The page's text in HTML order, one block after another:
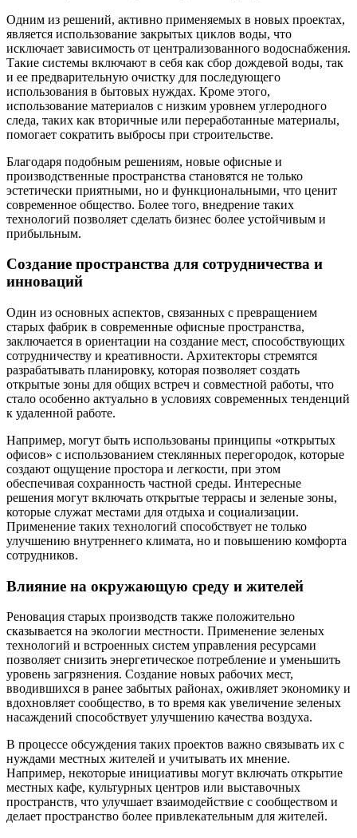
Одним из решений, активно применяемых в новых проектах,
является использование закрытых циклов воды, что
исключает зависимость от централизованного водоснабжения.
Такие системы включают в себя как сбор дождевой воды, так
и ее предварительную очистку для последующего
использования в бытовых нуждах. Кроме этого,
использование материалов с низким уровнем углеродного
следа, таких как вторичные или переработанные материалы,
помогает сократить выбросы при строительстве.
Благодаря подобным решениям, новые офисные и
производственные пространства становятся не только
эстетически приятными, но и функциональными, что ценит
современное общество. Более того, внедрение таких
технологий позволяет сделать бизнес более устойчивым и
прибыльным.
Создание пространства для сотрудничества и
инноваций
Один из основных аспектов, связанных с превращением
старых фабрик в современные офисные пространства,
заключается в ориентации на создание мест, способствующих
сотрудничеству и креативности. Архитекторы стремятся
разрабатывать планировку, которая позволяет создать
открытые зоны для общих встреч и совместной работы, что
стало особенно актуально в условиях современных тенденций
к удаленной работе.
Например, могут быть использованы принципы «открытых
офисов» с использованием стеклянных перегородок, которые
создают ощущение простора и легкости, при этом
обеспечивая сохранность частной среды. Интересные
решения могут включать открытые террасы и зеленые зоны,
которые служат местами для отдыха и социализации.
Применение таких технологий способствует не только
улучшению внутреннего климата, но и повышению комфорта
сотрудников.
Влияние на окружающую среду и жителей
Реновация старых производств также положительно
сказывается на экологии местности. Применение зеленых
технологий и встроенных систем управления ресурсами
позволяет снизить энергетическое потребление и уменьшить
уровень загрязнения. Создание новых рабочих мест,
вводившихся в ранее забытых районах, оживляет экономику и
вдохновляет сообщество, в то время как увеличение зеленых
насаждений способствует улучшению качества воздуха.
В процессе обсуждения таких проектов важно связывать их с
нуждами местных жителей и учитывать их мнение.
Например, некоторые инициативы могут включать открытие
местных кафе, культурных центров или выставочных
пространств, что улучшает взаимодействие с сообществом и
делает пространство более привлекательным для жителей.